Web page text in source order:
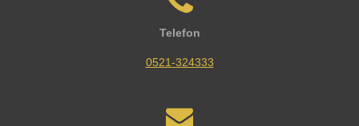
Telefon
0521-324333